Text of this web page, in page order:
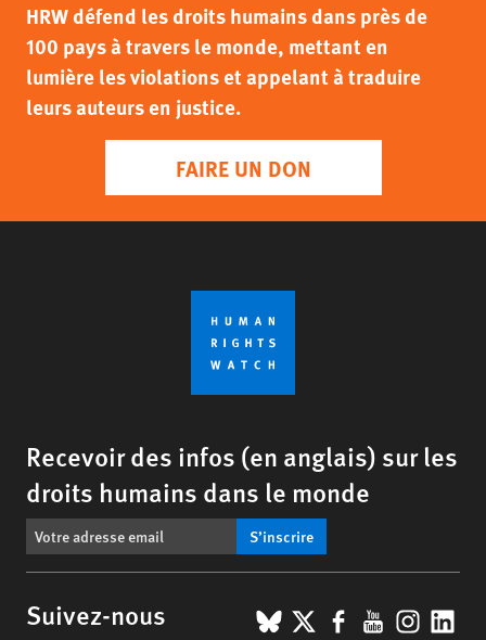
HRW défend les droits humains dans près de
100 pays à travers le monde, mettant en
lumière les violations et appelant à traduire
leurs auteurs en justice.
FAIRE UN DON
Recevoir des infos (en anglais) sur les
droits humains dans le monde
S’inscrire
Suivez-nous BlueSky
X Facebook
YouTube